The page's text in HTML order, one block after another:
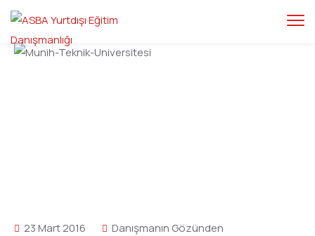
23 Mart 2016
Danışmanın Gözünden